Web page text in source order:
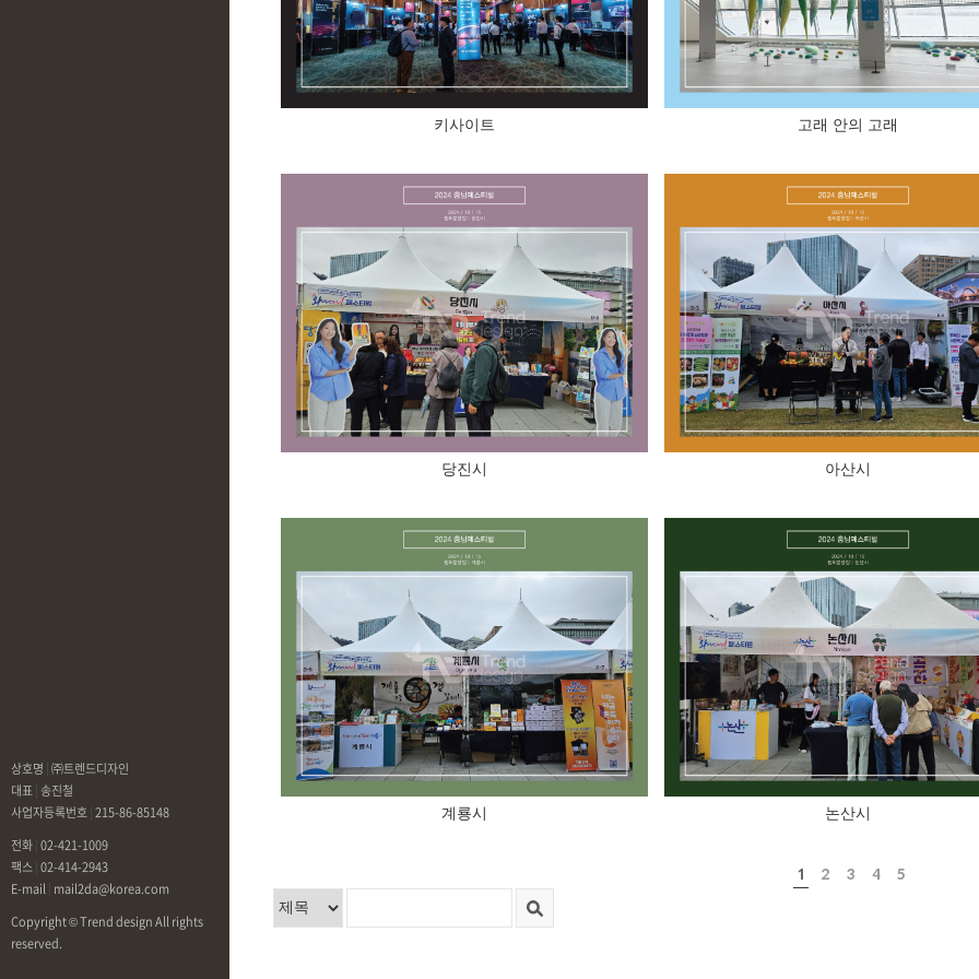
키사이트 고래 안의 고래
당진시 아산시
계룡시 논산시
1 2 3 4 5
상호명 ㈜트렌드디자인
대표 송진철
사업자등록번호 215-86-85148
전화 02-421-1009
팩스 02-414-2943
E-mail mail2da@korea.com
Copyright © Trend design All rights
reserved.